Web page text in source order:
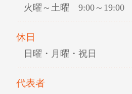
火曜～土曜 9:00～19:00
休日
日曜・月曜・祝日
代表者